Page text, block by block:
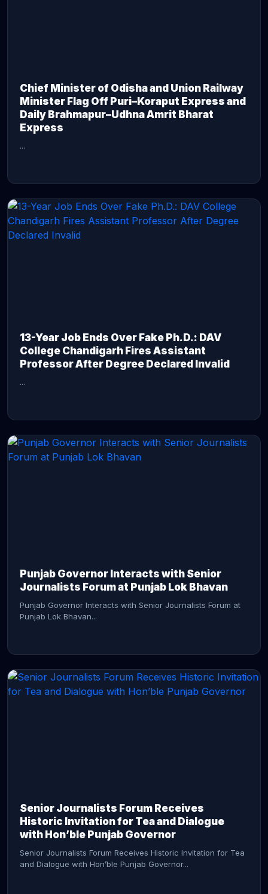
Chief Minister of Odisha and Union Railway
Minister Flag Off Puri–Koraput Express and
Daily Brahmapur–Udhna Amrit Bharat
Express
...
13-Year Job Ends Over Fake Ph.D.: DAV
College Chandigarh Fires Assistant
Professor After Degree Declared Invalid
...
Punjab Governor Interacts with Senior
Journalists Forum at Punjab Lok Bhavan
Punjab Governor Interacts with Senior Journalists Forum at
Punjab Lok Bhavan...
Senior Journalists Forum Receives
Historic Invitation for Tea and Dialogue
with Hon’ble Punjab Governor
Senior Journalists Forum Receives Historic Invitation for Tea
and Dialogue with Hon’ble Punjab Governor...